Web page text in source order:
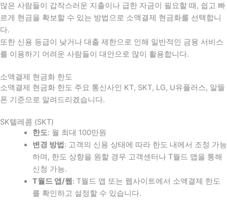
많은 사람들이 갑작스러운 지출이나 급한 자금이 필요할 때 , 쉽고 빠
르게 현금을 확보할 수 있는 방법으로 소액결제 현금화를 선택합니
다.
또한 신용 등급이 낮거나 대출 제한으로 인해 일반적인 금융 서비스
를 이용하기 어려운 사람들이 대안으로 많이 활용합니다.
소액결제 현금화 한도
소액결제 현금화 한도 주요 통신사인 KT, SKT, LG, U유플러스, 알뜰
폰 기준으로 알려드리겠습니다.
SK텔레콤 (SKT)
한도: 월 최대 100만원
변경 방법 : 고객의 신용 상태에 따라 한도 내에서 조정 가능
하며, 한도 상향을 원할 경우 고객센터나 T월드 앱을 통해
신청 가능.
T월드 앱/웹 : T월드 앱 또는 웹사이트에서 소액결제 한도
를 확인하고 설정할 수 있습니다.